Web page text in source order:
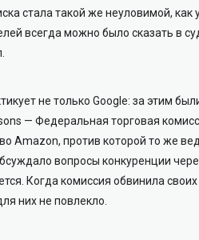
стала такой же неуловимой, как
всегда можно было сказать в
не только Google: за этим
— Федеральная торговая
Amazon, против которой то же
вопросы конкуренции
Когда комиссия обвинила
них не повлекло.